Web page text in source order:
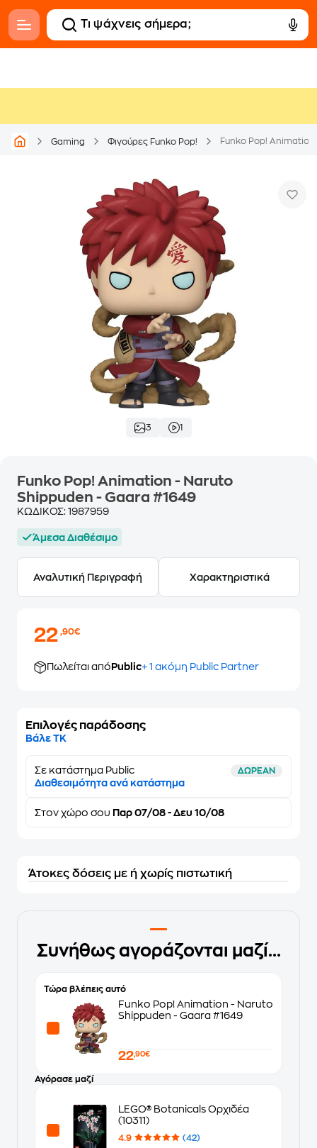
Gaming Φιγούρες Funko Pop! Funko Pop!
3 1
Funko Pop! Animation - Naruto
Shippuden - Gaara #1649
ΚΩΔΙΚΟΣ: 1987959
Άμεσα Διαθέσιμο
Αναλυτική Περιγραφή Χαρακτηριστικά
22,90€
Πωλείται από Public+ 1 ακόμη Public Partner
Επιλογές παράδοσης
Βάλε ΤΚ
Σε κατάστημα Public ΔΩΡΕΑΝ
Διαθεσιμότητα ανά κατάστημα
Στον χώρο σου Παρ 07/08 - Δευ 10/08
Άτοκες δόσεις με ή χωρίς πιστωτική
Συνήθως αγοράζονται μαζί...
Τώρα βλέπεις αυτό
Funko Pop! Animation - Naruto
Shippuden - Gaara #1649
22,90€
Αγόρασε μαζί
LEGO® Botanicals Ορχιδέα
(10311)
4.9 (42)